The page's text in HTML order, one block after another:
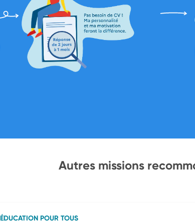
Autres missions
ÉDUCATION POUR TOUS